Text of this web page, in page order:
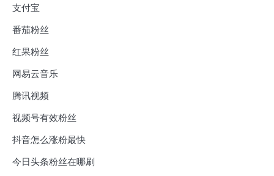
支付宝
番茄粉丝
红果粉丝
网易云音乐
腾讯视频
视频号有效粉丝
抖音怎么涨粉最快
今日头条粉丝在哪刷